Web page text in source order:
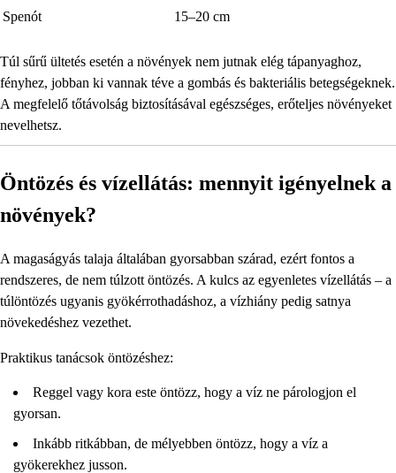
Spenót
15–20 cm
Túl sűrű ültetés esetén a növények nem jutnak elég tápanyaghoz,
fényhez, jobban ki vannak téve a gombás és bakteriális betegségeknek.
A megfelelő tőtávolság biztosításával egészséges, erőteljes növényeket
nevelhetsz.
Öntözés és vízellátás: mennyit igényelnek a
növények?
A magaságyás talaja általában gyorsabban szárad, ezért fontos a
rendszeres, de nem túlzott öntözés. A kulcs az egyenletes vízellátás – a
túlöntözés ugyanis gyökérrothadáshoz, a vízhiány pedig satnya
növekedéshez vezethet.
Praktikus tanácsok öntözéshez:
Reggel vagy kora este öntözz, hogy a víz ne párologjon el
gyorsan.
Inkább ritkábban, de mélyebben öntözz, hogy a víz a
gyökerekhez jusson.